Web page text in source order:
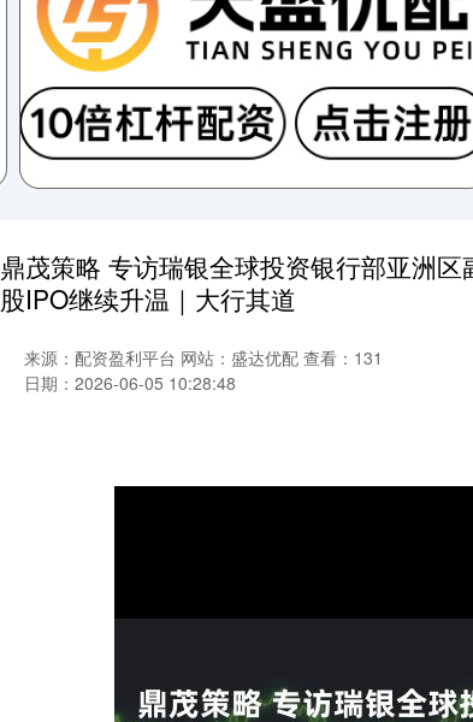
鼎茂策略 专访瑞银全球投资银行部亚洲
股IPO继续升温｜大行其道
来源：配资盈利平台 网站：盛达优配 查看：131
日期：2026-06-05 10:28:48